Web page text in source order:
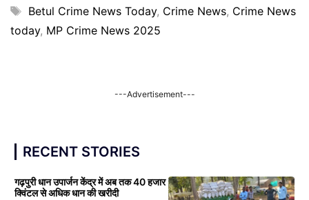
Tags
Betul Crime News Today, Crime News, Crime News
today, MP Crime News 2025
---Advertisement---
RECENT STORIES
गढ़पुरी धान उपार्जन केंद्र में अब तक 40 हजार
क्विंटल से अधिक धान की खरीदी